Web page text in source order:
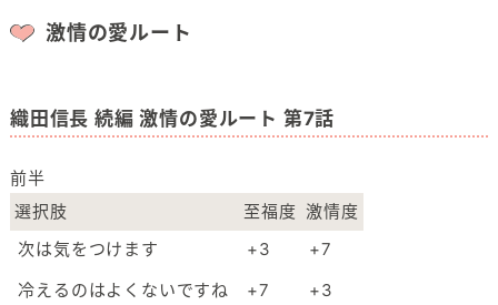
激情の愛ルート
織田信長 続編 激情の愛ルート 第7話
選択肢 至福度 激情度
次は気をつけます
+3
+7
冷えるのはよくないですね
+7
+3
前半